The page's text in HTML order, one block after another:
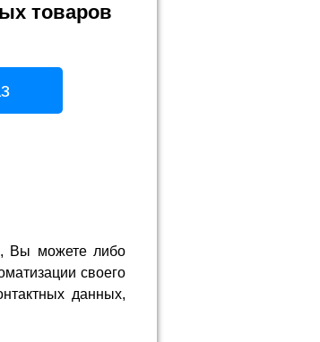
товаров
Вы можете либо
своего
данных,